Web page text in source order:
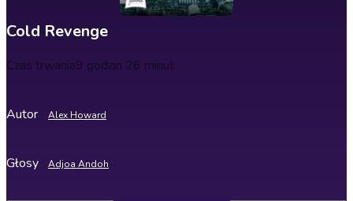
Cold Revenge
Czas trwania9 godzin 26 minut
Autor Alex Howard
Głosy Adjoa Andoh